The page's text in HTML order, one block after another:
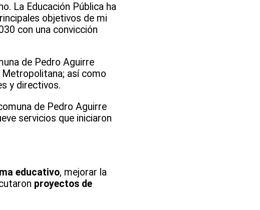
La Educación Pública ha
objetivos de mi
con una convicción
de Pedro Aguirre
así como
y directivos.
de Pedro Aguirre
servicios que iniciaron
educativo, mejorar la
proyectos de